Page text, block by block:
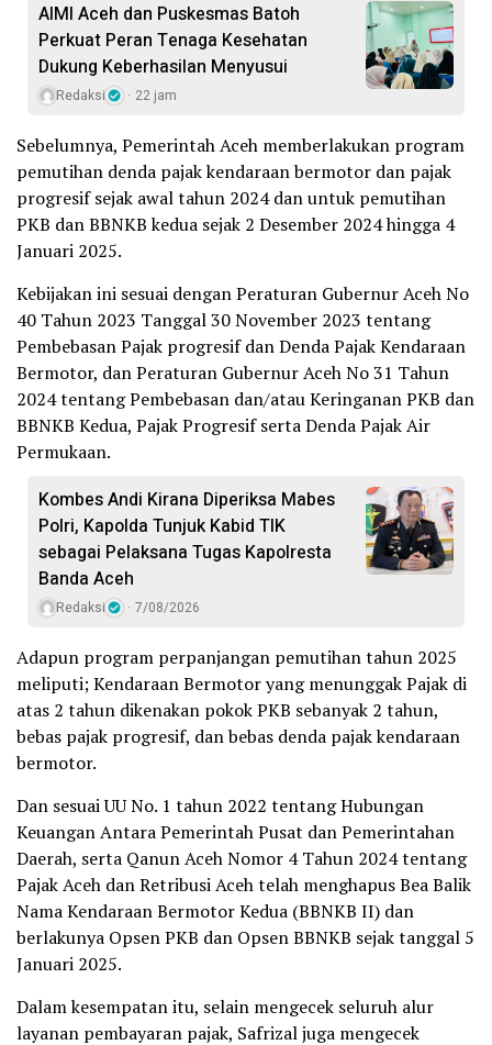
AIMI Aceh dan Puskesmas Batoh
Perkuat Peran Tenaga Kesehatan
Dukung Keberhasilan Menyusui
Redaksi 22 jam
Sebelumnya, Pemerintah Aceh memberlakukan program
pemutihan denda pajak kendaraan bermotor dan pajak
progresif sejak awal tahun 2024 dan untuk pemutihan
PKB dan BBNKB kedua sejak 2 Desember 2024 hingga 4
Januari 2025.
Kebijakan ini sesuai dengan Peraturan Gubernur Aceh No
40 Tahun 2023 Tanggal 30 November 2023 tentang
Pembebasan Pajak progresif dan Denda Pajak Kendaraan
Bermotor, dan Peraturan Gubernur Aceh No 31 Tahun
2024 tentang Pembebasan dan/atau Keringanan PKB dan
BBNKB Kedua, Pajak Progresif serta Denda Pajak Air
Permukaan.
Kombes Andi Kirana Diperiksa Mabes
Polri, Kapolda Tunjuk Kabid TIK
sebagai Pelaksana Tugas Kapolresta
Banda Aceh
Redaksi 7/08/2026
Adapun program perpanjangan pemutihan tahun 2025
meliputi; Kendaraan Bermotor yang menunggak Pajak di
atas 2 tahun dikenakan pokok PKB sebanyak 2 tahun,
bebas pajak progresif, dan bebas denda pajak kendaraan
bermotor.
Dan sesuai UU No. 1 tahun 2022 tentang Hubungan
Keuangan Antara Pemerintah Pusat dan Pemerintahan
Daerah, serta Qanun Aceh Nomor 4 Tahun 2024 tentang
Pajak Aceh dan Retribusi Aceh telah menghapus Bea Balik
Nama Kendaraan Bermotor Kedua (BBNKB II) dan
berlakunya Opsen PKB dan Opsen BBNKB sejak tanggal 5
Januari 2025.
Dalam kesempatan itu, selain mengecek seluruh alur
layanan pembayaran pajak, Safrizal juga mengecek